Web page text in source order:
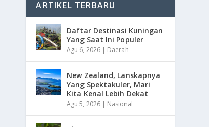
ARTIKEL TERBARU
Daftar Destinasi Kuningan
Yang Saat Ini Populer
Agu 6, 2026 | Daerah
New Zealand, Lanskapnya
Yang Spektakuler, Mari
Kita Kenal Lebih Dekat
Agu 5, 2026 | Nasional